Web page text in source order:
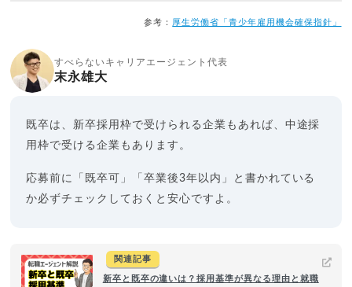
参考： 厚生労働省「青少年雇用機会確保指針」
すべらないキャリアエージェント代表
末永雄大
既卒は、新卒採用枠で受けられる企業もあれば、中途採
用枠で受ける企業もあります。
応募前に「既卒可」「卒業後3年以内」と書かれている
か必ずチェックしておくと安心ですよ。
関連記事
新卒と既卒の違いは？採用基準が異なる理由と就職